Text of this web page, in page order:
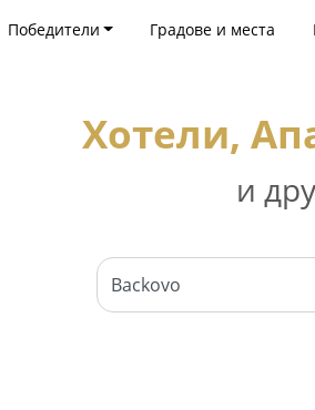
Победители Градове и места
Хотели,
и